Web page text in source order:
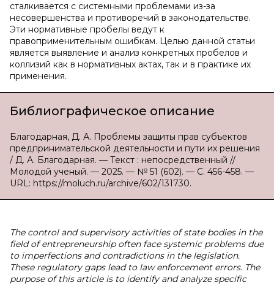
сталкивается с системными проблемами из-за
несовершенства и противоречий в законодательстве.
Эти нормативные пробелы ведут к
правоприменительным ошибкам. Целью данной статьи
является выявление и анализ конкретных пробелов и
коллизий как в нормативных актах, так и в практике их
применения.
Библиографическое описание
Благодарная, Д. А. Проблемы защиты прав субъектов
предпринимательской деятельности и пути их решения
/ Д. А. Благодарная. — Текст : непосредственный //
Молодой ученый. — 2025. — № 51 (602). — С. 456-458. —
URL: https://moluch.ru/archive/602/131730.
The control and supervisory activities of state bodies in the
field of entrepreneurship often face systemic problems due
to imperfections and contradictions in the legislation.
These regulatory gaps lead to law enforcement errors. The
purpose of this article is to identify and analyze specific